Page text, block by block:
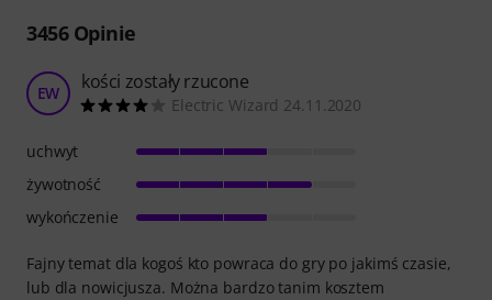
3456Opinie
EW kości zostały rzucone
Electric Wizard 24.11.2020
Fajny temat dla kogoś kto powraca do gry po jakimś czasie,
lub dla nowicjusza. Można bardzo tanim kosztem
uchwyt
żywotność
wykończenie